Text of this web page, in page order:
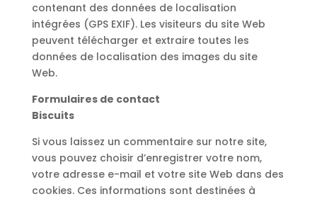
contenant des données de localisation
intégrées (GPS EXIF). Les visiteurs du site Web
peuvent télécharger et extraire toutes les
données de localisation des images du site
Web.
Formulaires de contact
Biscuits
Si vous laissez un commentaire sur notre site,
vous pouvez choisir d’enregistrer votre nom,
votre adresse e-mail et votre site Web dans des
cookies. Ces informations sont destinées à